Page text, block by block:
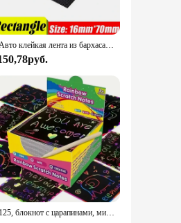
Авто клейкая лента из бархаса, самоклеящаяся лента для рукоделия, принадлежности для одежды, застежка для дома, 10/30/50 пар, художественная оптовая продажа, шитье, царапины
125, блокнот с царапинами, мини-блокнот с радужными царапинами, отличные поделки для детей и подростков, Радужное искусство царапин для детей